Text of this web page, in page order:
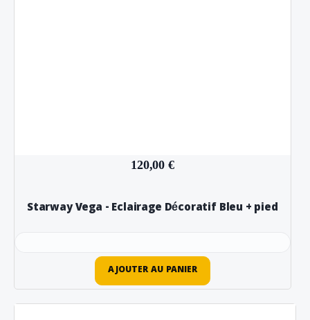
120,00 €
Starway Vega - Eclairage Décoratif Bleu + pied
AJOUTER AU PANIER